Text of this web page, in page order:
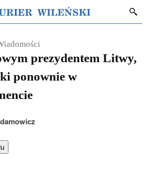
prezydentem Litwy,
ponownie w